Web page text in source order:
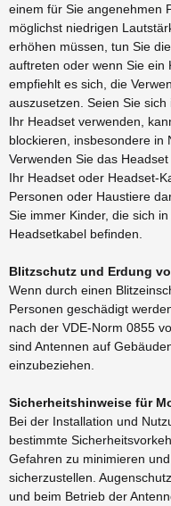
einem für Sie angenehmen
möglichst niedrigen
erhöhen müssen, tun Sie
auftreten oder wenn Sie ein
empfiehlt es sich, die
auszusetzen. Seien Sie
Ihr Headset verwenden,
blockieren, insbesondere in
Verwenden Sie das
Ihr Headset oder Headset-
Personen oder Haustiere
Sie immer Kinder, die sich
Headsetkabel befinden.
Blitzschutz und Erdung
Wenn durch einen
Personen geschädigt
nach der VDE-Norm 0855
sind Antennen auf
einzubeziehen.
Sicherheitshinweise für
Bei der Installation und
bestimmte
Gefahren zu minimieren
sicherzustellen.
und beim Betrieb der